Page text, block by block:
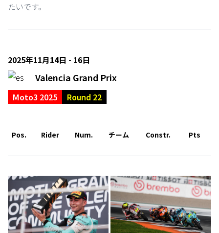
たいです。
2025年11月14日 - 16日
Valencia Grand Prix
Moto3 2025 Round 22
Pos. Rider Num. チーム Constr. Pts